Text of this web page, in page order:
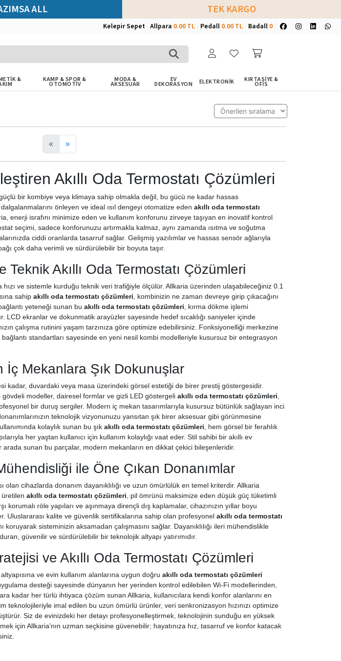
ALL TEK KARGO
Kelepir Sepet Allpara 0.00 TL Pedall 0.00 TL Badall 0
& KAMP & SPOR &
OTOMOTİV
MODA &
AKSESUAR
EV
DEKORASYON ELEKTRONİK KIRTASİYE &
OFİS
« »
Akıllı Oda Termostatı Çözümleri
bir kombiye veya klimaya sahip olmakla değil, bu gücü ne kadar hassas
önleyen ve ideal ısıl dengeyi otomatize eden akıllı oda termostatı
enerji israfını minimize eden ve kullanım konforunu zirveye taşıyan en inovatif kontrol
seçimi, sadece konforunuzu artırmakla kalmaz, aynı zamanda ısıtma ve soğutma
ciddi oranlarda tasarruf sağlar. Gelişmiş yazılımlar ve hassas sensör ağlarıyla
çok daha verimli ve sürdürülebilir bir boyuta taşır.
Teknik Akıllı Oda Termostatı Çözümleri
hızı ve sistemle kurduğu teknik veri trafiğiyle ölçülür. Allkaria üzerinden ulaşabileceğiniz 0.1
sahip akıllı oda termostatı çözümleri , kombinizin ne zaman devreye girip çıkacağını
yeteneği sunan bu akıllı oda termostatı çözümleri , kırma dökme işlemi
LCD ekranlar ve dokunmatik arayüzler sayesinde hedef sıcaklığı saniyeler içinde
çalışma rutinini yaşam tarzınıza göre optimize edebilirsiniz. Fonksiyonelliği merkezine
standartları sayesinde en yeni nesil kombi modelleriyle kusursuz bir entegrasyon
İç Mekanlara Şık Dokunuşlar
kadar, duvardaki veya masa üzerindeki görsel estetiği de birer prestij göstergesidir.
modeller, dairesel formlar ve gizli LED göstergeli akıllı oda termostatı çözümleri
bir duruş sergiler. Modern iç mekan tasarımlarıyla kusursuz bütünlük sağlayan inci
teknolojik vizyonunuzu yansıtan şık birer aksesuar gibi görünmesine
kolaylık sunan bu şık akıllı oda termostatı çözümleri , hem görsel bir ferahlık
her yaştan kullanıcı için kullanım kolaylığı vaat eder. Stil sahibi bir akıllı ev
sunan bu parçalar, modern mekanların en dikkat çekici bileşenleridir.
ile Öne Çıkan Donanımlar
cihazlarda donanım dayanıklılığı ve uzun ömürlülük en temel kriterdir. Allkaria
akıllı oda termostatı çözümleri , pil ömrünü maksimize eden düşük güç tüketimli
korumalı röle yapıları ve aşınmaya dirençli dış kaplamalar, cihazınızın yıllar boyu
Uluslararası kalite ve güvenlik sertifikalarına sahip olan profesyonel akıllı oda termostatı
koruyarak sisteminizin aksamadan çalışmasını sağlar. Dayanıklılığı ileri mühendislikle
güvenilir ve sürdürülebilir bir teknolojik altyapı yatırımıdır.
ve Akıllı Oda Termostatı Çözümleri
ve evin kullanım alanlarına uygun doğru akıllı oda termostatı çözümleri
desteği sayesinde dünyanın her yerinden kontrol edilebilen Wi-Fi modellerinden,
kadar her türlü ihtiyaca çözüm sunan Allkaria, kullanıcılara kendi konfor alanlarını en
teknolojileriyle imal edilen bu uzun ömürlü ürünler, veri senkronizasyon hızınızı optimize
Siz de evinizdeki her detayı profesyonelleştirmek, teknolojinin sunduğu en yüksek
için Allkaria'nın uzman seçkisine güvenebilir; hayatınıza hız, tasarruf ve konfor katacak